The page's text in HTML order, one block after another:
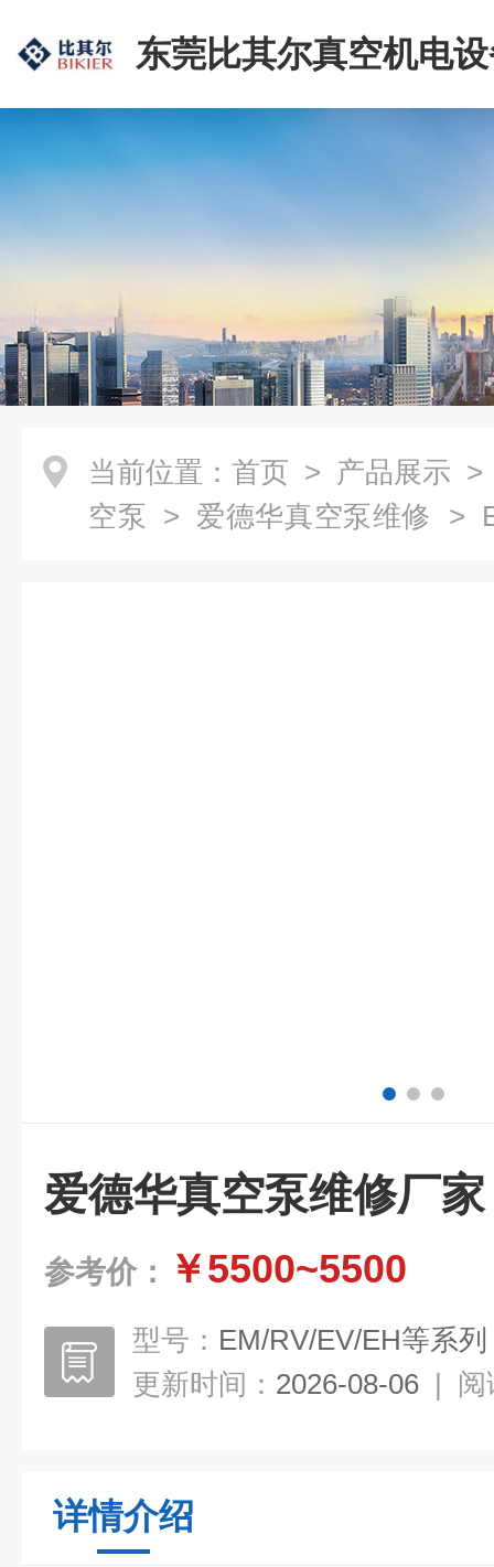
东莞比其尔真空机电
公司
当前位置： 首页 > 产品展示
空泵 > 爱德华真空泵维修 >
爱德华真空泵维修厂家
参考价： ￥5500~5500
型号： EM/RV/EV/EH等系列
更新时间： 2026-08-06 | 阅
详情介绍